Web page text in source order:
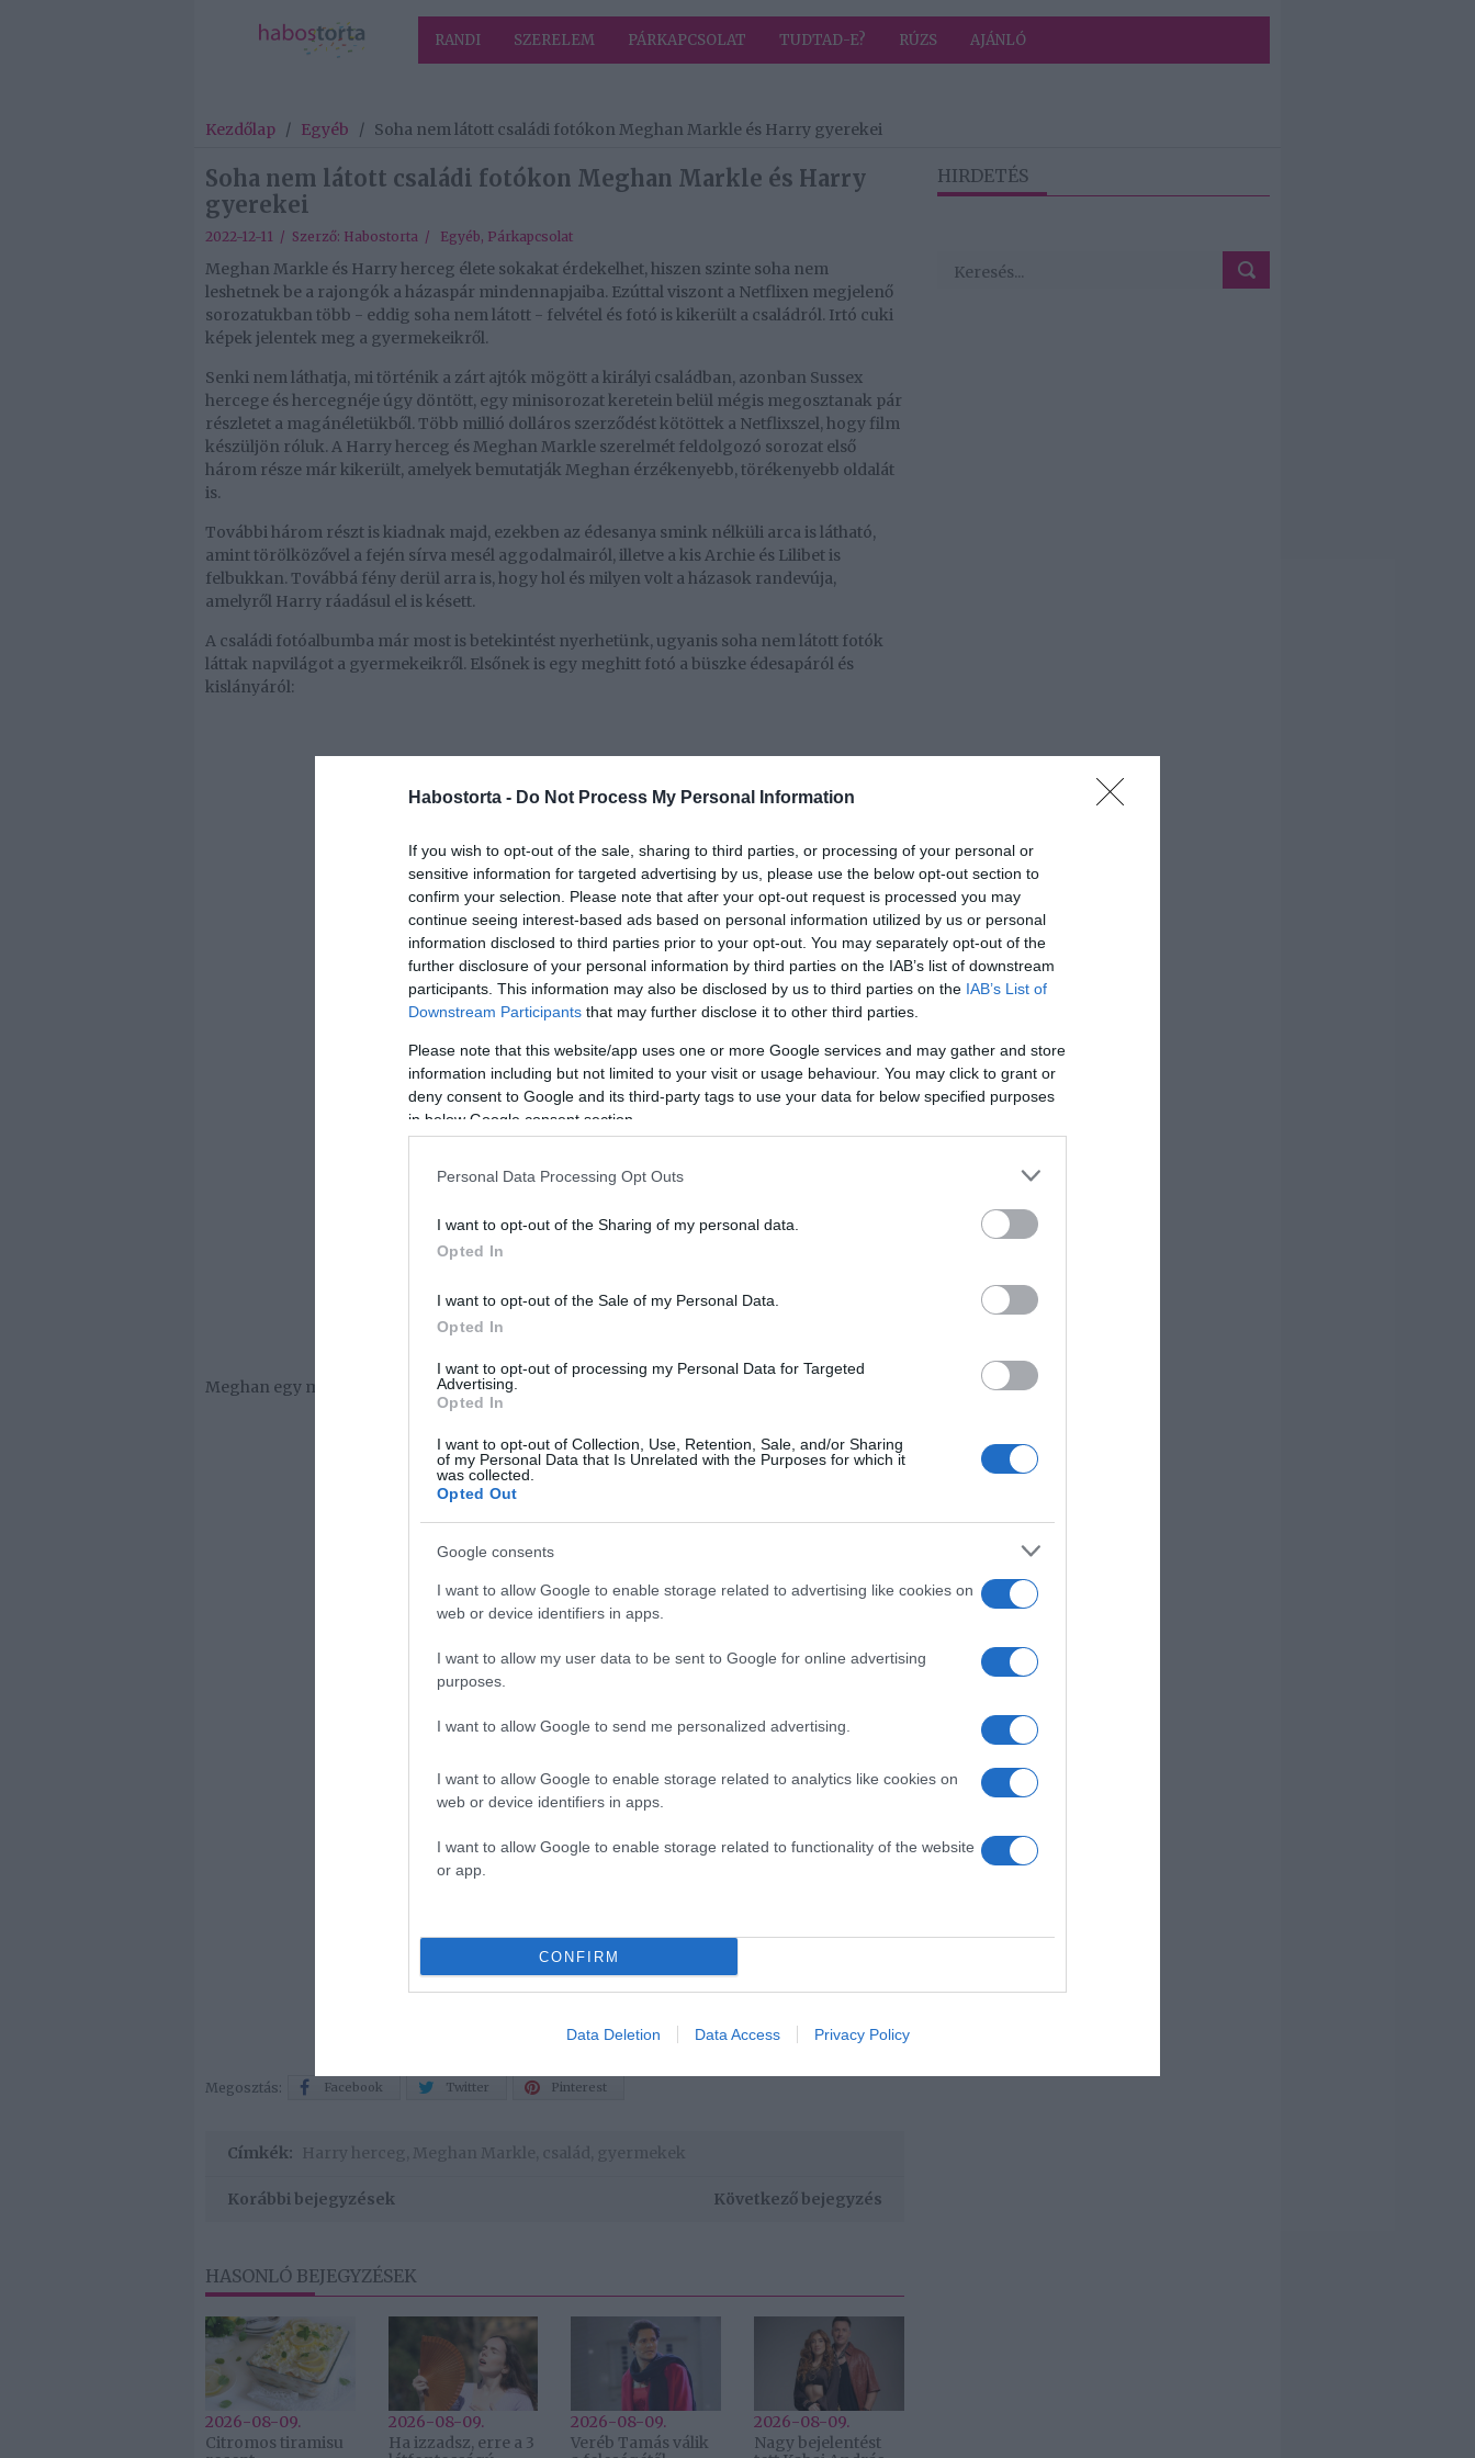
Habostorta - Do Not Process My Personal Information
If you wish to opt-out of the sale, sharing to third parties, or processing of your personal or
sensitive information for targeted advertising by us, please use the below opt-out section to
confirm your selection. Please note that after your opt-out request is processed you may
continue seeing interest-based ads based on personal information utilized by us or personal
information disclosed to third parties prior to your opt-out. You may separately opt-out of the
further disclosure of your personal information by third parties on the IAB’s list of downstream
participants. This information may also be disclosed by us to third parties on the IAB’s List of
Downstream Participants that may further disclose it to other third parties.
Please note that this website/app uses one or more Google services and may gather and store
information including but not limited to your visit or usage behaviour. You may click to grant or
deny consent to Google and its third-party tags to use your data for below specified purposes
in below Google consent section.
Personal Data Processing Opt Outs
I want to opt-out of the Sharing of my personal data.
Opted In
I want to opt-out of the Sale of my Personal Data.
Opted In
I want to opt-out of processing my Personal Data for Targeted
Advertising.
Opted In
I want to opt-out of Collection, Use, Retention, Sale, and/or Sharing
of my Personal Data that Is Unrelated with the Purposes for which it
was collected.
Opted Out
Google consents
I want to allow Google to enable storage related to advertising like cookies on
web or device identifiers in apps.
I want to allow my user data to be sent to Google for online advertising
purposes.
I want to allow Google to send me personalized advertising.
I want to allow Google to enable storage related to analytics like cookies on
web or device identifiers in apps.
I want to allow Google to enable storage related to functionality of the website
or app.
CONFIRM
Data Deletion Data Access Privacy Policy
RANDI SZERELEM PÁRKAPCSOLAT TUDTAD-E? RÚZS AJÁNLÓ
Kezdőlap / Egyéb / Soha nem látott családi fotókon Meghan Markle és Harry gyerekei
Soha nem látott családi fotókon Meghan Markle és Harry
gyerekei
2022-12-11 / Szerző: Habostorta / Egyéb, Párkapcsolat
Meghan Markle és Harry herceg élete sokakat érdekelhet, hiszen szinte soha nem
leshetnek be a rajongók a házaspár mindennapjaiba. Ezúttal viszont a Netflixen megjelenő
sorozatukban több - eddig soha nem látott - felvétel és fotó is kikerült a családról. Irtó cuki
képek jelentek meg a gyermekeikről.
Senki nem láthatja, mi történik a zárt ajtók mögött a királyi családban, azonban Sussex
hercege és hercegnéje úgy döntött, egy minisorozat keretein belül mégis megosztanak pár
részletet a magánéletükből. Több millió dolláros szerződést kötöttek a Netflixszel, hogy film
készüljön róluk. A Harry herceg és Meghan Markle szerelmét feldolgozó sorozat első
három része már kikerült, amelyek bemutatják Meghan érzékenyebb, törékenyebb oldalát
is.
További három részt is kiadnak majd, ezekben az édesanya smink nélküli arca is látható,
amint törölközővel a fején sírva mesél aggodalmairól, illetve a kis Archie és Lilibet is
felbukkan. Továbbá fény derül arra is, hogy hol és milyen volt a házasok randevúja,
amelyről Harry ráadásul el is késett.
A családi fotóalbumba már most is betekintést nyerhetünk, ugyanis soha nem látott fotók
láttak napvilágot a gyermekeikről. Elsőnek is egy meghitt fotó a büszke édesapáról és
kislányáról:
Meghan egy másik elbűvölő képet is mutatott Lilibettel és Archieval:
Megosztás: Facebook Twitter Pinterest
Címkék: Harry herceg Meghan Markle család gyermekek
Korábbi bejegyzések Következő bejegyzés
HASONLÓ BEJEGYZÉSEK
2026-08-09.
Citromos tiramisu
2026-08-09.
Ha izzadsz, erre a 3
2026-08-09.
Veréb Tamás válik
2026-08-09.
Nagy bejelentést
HIRDETÉS